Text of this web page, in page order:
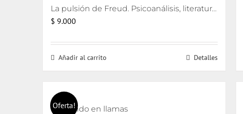
La pulsión de Freud. Psicoanálisis, literatura y cine [eBook]
$ 9.000
Añadir al carrito Detalles
Oferta!
El mundo en llamas